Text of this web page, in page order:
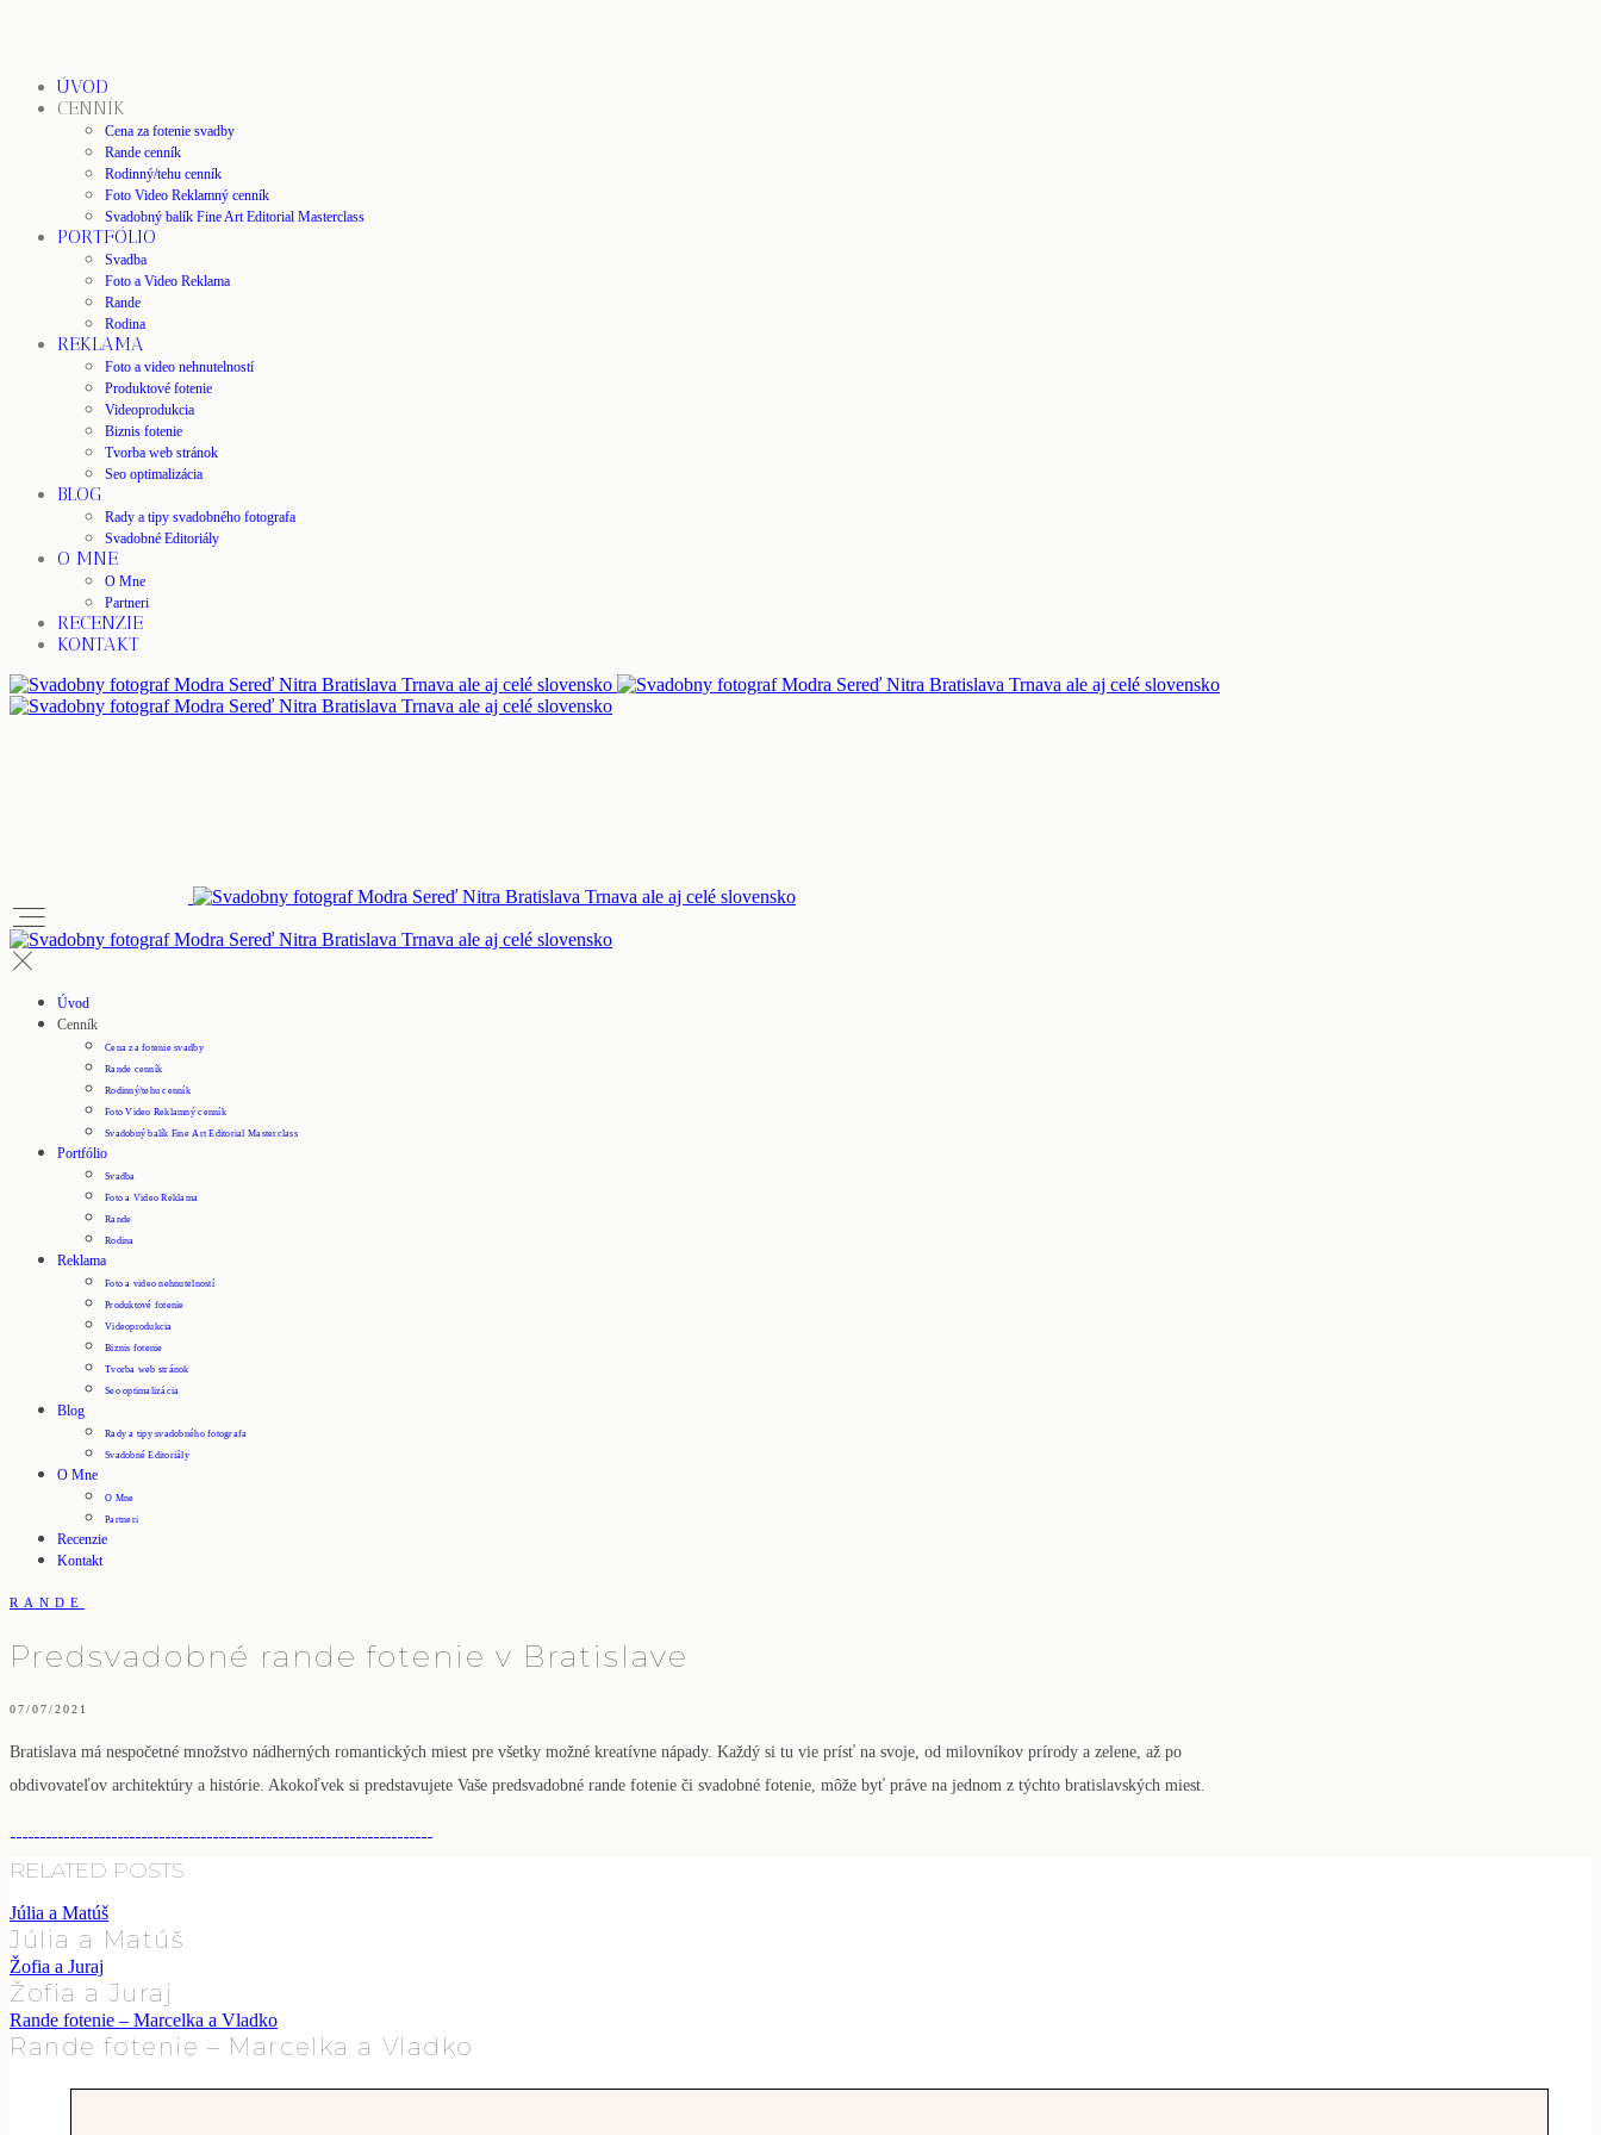
ÚVOD
CENNÍK
Cena za fotenie svadby
Rande cenník
Rodinný/tehu cenník
Foto Video Reklamný cenník
Svadobný balík Fine Art Editorial Masterclass
PORTFÓLIO
Svadba
Foto a Video Reklama
Rande
Rodina
REKLAMA
Foto a video nehnutelností
Produktové fotenie
Videoprodukcia
Biznis fotenie
Tvorba web stránok
Seo optimalizácia
BLOG
Rady a tipy svadobného fotografa
Svadobné Editoriály
O MNE
O Mne
Partneri
RECENZIE
KONTAKT
Úvod
Cenník
Cena za fotenie svadby
Rande cenník
Rodinný/tehu cenník
Foto Video Reklamný cenník
Svadobný balík Fine Art Editorial Masterclass
Portfólio
Svadba
Foto a Video Reklama
Rande
Rodina
Reklama
Foto a video nehnutelností
Produktové fotenie
Videoprodukcia
Biznis fotenie
Tvorba web stránok
Seo optimalizácia
Blog
Rady a tipy svadobného fotografa
Svadobné Editoriály
O Mne
O Mne
Partneri
Recenzie
Kontakt
RANDE
Predsvadobné rande fotenie v Bratislave
07/07/2021
Bratislava má nespočetné množstvo nádherných romantických miest pre všetky možné kreatívne nápady. Každý si tu vie prísť na svoje, od milovníkov prírody a zelene, až po
obdivovateľov architektúry a histórie. Akokoľvek si predstavujete Vaše predsvadobné rande fotenie či svadobné fotenie, môže byť práve na jednom z týchto bratislavských miest.
RELATED POSTS
Júlia a Matúš
Júlia a Matúš
Žofia a Juraj
Žofia a Juraj
Rande fotenie – Marcelka a Vladko
Rande fotenie – Marcelka a Vladko